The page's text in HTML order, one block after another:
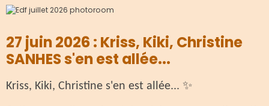
27 juin 2026 : Kriss, Kiki, Christine
SANHES s'en est allée...
Kriss, Kiki, Christine s'en est allée... ✨️